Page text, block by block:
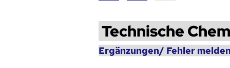
Technische
Ergänzungen/ Fehler